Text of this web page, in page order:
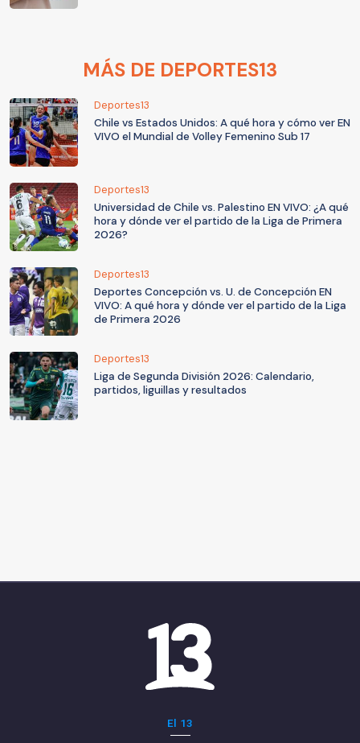
MÁS DE DEPORTES13
Deportes13
Chile vs Estados Unidos: A qué hora y cómo ver EN
VIVO el Mundial de Volley Femenino Sub 17
Deportes13
Universidad de Chile vs. Palestino EN VIVO: ¿A qué
hora y dónde ver el partido de la Liga de Primera
2026?
Deportes13
Deportes Concepción vs. U. de Concepción EN
VIVO: A qué hora y dónde ver el partido de la Liga
de Primera 2026
Deportes13
Liga de Segunda División 2026: Calendario,
partidos, liguillas y resultados
El 13